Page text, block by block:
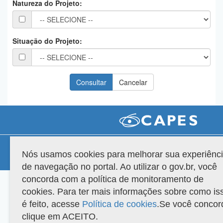
Planalto
Natureza do Projeto:
Situação do Projeto:
Versão do sistema: 3.88.9 Copyright 2022 Capes. Todos os direitos reservados.
Nós usamos cookies para melhorar sua
de navegação no portal. Ao utilizar o gov.br, você
concorda com a política de monitoramento de
cookies. Para ter mais informações sobre como
é feito, acesse Política de cookies.Se você
clique em ACEITO.